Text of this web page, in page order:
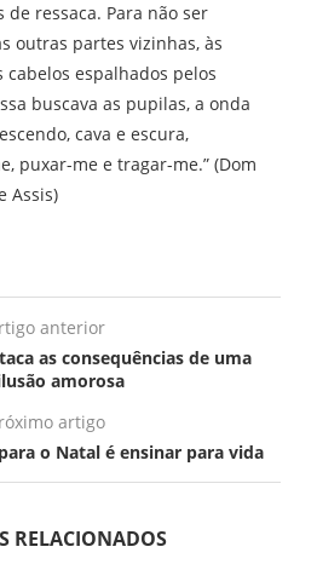
ressaca. Para não ser
outras partes vizinhas, às
cabelos espalhados pelos
buscava as pupilas, a onda
cava e escura,
puxar-me e tragar-me.” (Dom
Assis)
anterior
as consequências de uma
amorosa
artigo
o Natal é ensinar para vida
RELACIONADOS